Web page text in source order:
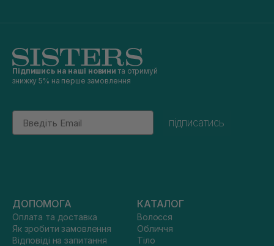
Підпишись на наші новини та отримуй
знижку 5% на перше замовлення
Email
підписатись
ДОПОМОГА
Оплата та доставка
Як зробити замовлення
Відповіді на запитання
КАТАЛОГ
Волосся
Обличчя
Тіло